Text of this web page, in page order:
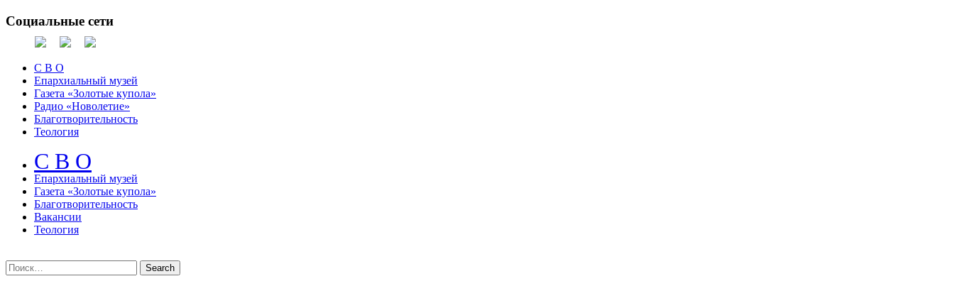
Социальные сети
С В О
Епархиальный музей
Газета «Золотые купола»
Радио «Новолетие»
Благотворительность
Теология
С В О
Епархиальный музeй
Газета «Золотые купола»
Благотворительность
Вакансии
Теология